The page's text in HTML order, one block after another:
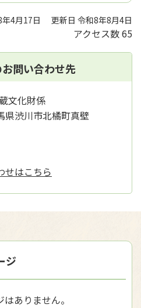
4月17日 更新日 令和8年8月4日
アクセス数65
問い合わせ先
文化財係
県渋川市北橘町真壁
せはこちら
ジ
ありません。